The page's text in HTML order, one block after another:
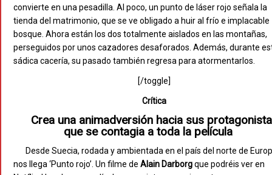
convierte en una pesadilla. Al poco, un punto de láser rojo señala la
tienda del matrimonio, que se ve obligado a huir al frío e implacable
bosque. Ahora están los dos totalmente aislados en las montañas,
perseguidos por unos cazadores desaforados. Además, durante
sádica cacería, su pasado también regresa para atormentarlos.
[/toggle]
Crítica
Crea una animadversión hacia sus
que se contagia a toda la película
Desde Suecia, rodada y ambientada en el país del norte de
nos llega ‘Punto rojo’. Un filme de Alain Darborgque podréis ver en